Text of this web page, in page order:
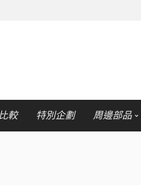
較 特別企劃 周邊部品